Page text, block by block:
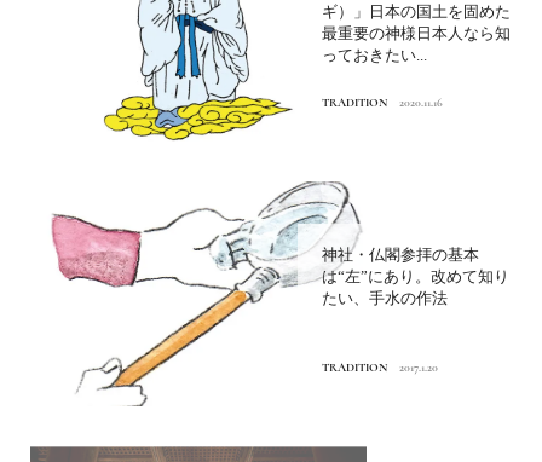
ギ）」日本の国土を固めた
最重要の神様日本人なら知
っておきたい...
TRADITION 2020.11.16
神社・仏閣参拝の基本
は“左”にあり。改めて知り
たい、手水の作法
TRADITION 2017.1.20